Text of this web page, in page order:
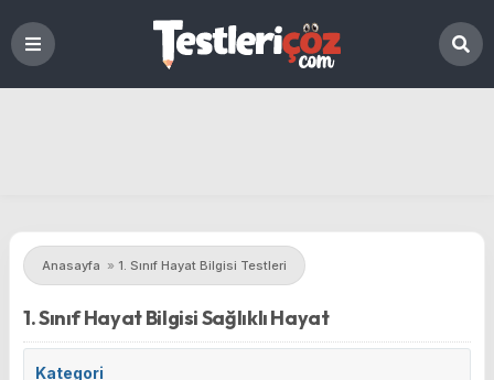
Anasayfa » 1. Sınıf Hayat Bilgisi Testleri
1. Sınıf Hayat Bilgisi Sağlıklı Hayat
Kategori